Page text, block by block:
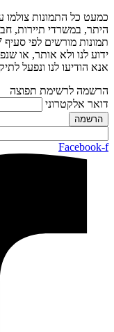
כמעט כל התמונות צולמו
היתר, במשרדי תיירות,
ידוע לנו ולא אותר, או
אנא הודיעו לנו ונפעל
הרשמה לרשימת תפוצה
דואר אלקטרוני
Facebook-f